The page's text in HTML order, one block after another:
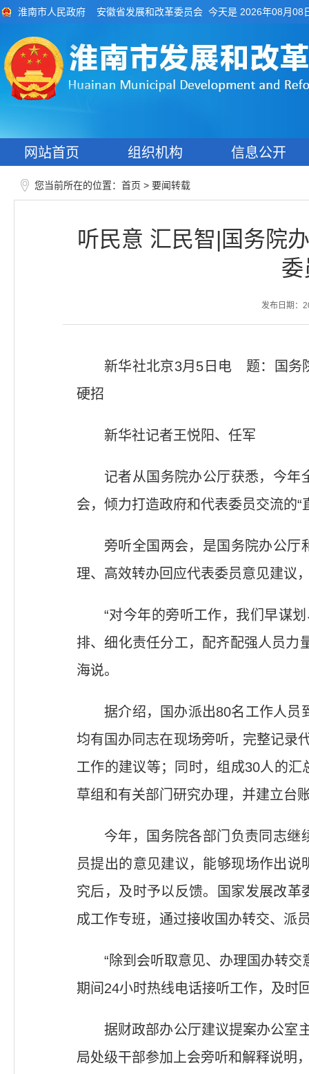
淮南市人民政府 安徽省发展和改革委员会 今天是 2026年08月08
网站首页 组织机构 信息公开
您当前所在的位置： 首页 > 要闻转载
听民意 汇民智|国务院
委
发布日期：
新华社北京3月5日电 题：国务
硬招
新华社记者王悦阳、任军
记者从国务院办公厅获悉，今年
会，倾力打造政府和代表委员交流的“
旁听全国两会，是国务院办公厅
理、高效转办回应代表委员意见建议
“对今年的旁听工作，我们早谋
排、细化责任分工，配齐配强人员力
海说。
据介绍，国办派出80名工作人员
均有国办同志在现场旁听，完整记录
工作的建议等；同时，组成30人的
草组和有关部门研究办理，并建立台
今年，国务院各部门负责同志继
员提出的意见建议，能够现场作出
究后，及时予以反馈。国家发展改
成工作专班，通过接收国办转交、派
“除到会听取意见、办理国办转
期间24小时热线电话接听工作，及时
据财政部办公厅建议提案办公室
局处级干部参加上会旁听和解释说明